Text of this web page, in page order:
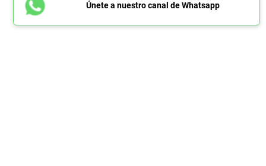
Únete a nuestro canal de Whatsapp